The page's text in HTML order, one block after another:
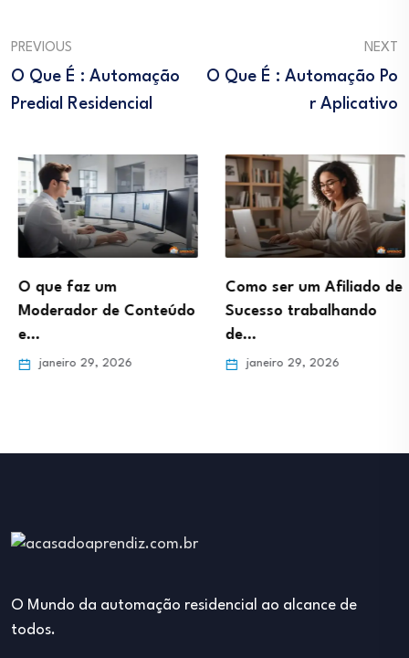
PREVIOUS
O Que É : Automação
Predial Residencial
NEXT
O Que É : Automação Po
R Aplicativo
O que faz um
Moderador de Conteúdo
e…
janeiro 29, 2026
Como ser um Afiliado de
Sucesso trabalhando
de…
janeiro 29, 2026
O Mundo da automação residencial ao alcance de
todos.